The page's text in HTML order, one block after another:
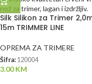
Silk Silikon za Trimer
15m TRIMMER LINE
OPREMA ZA TRIMERE
Šifra: 120004
3.00KM